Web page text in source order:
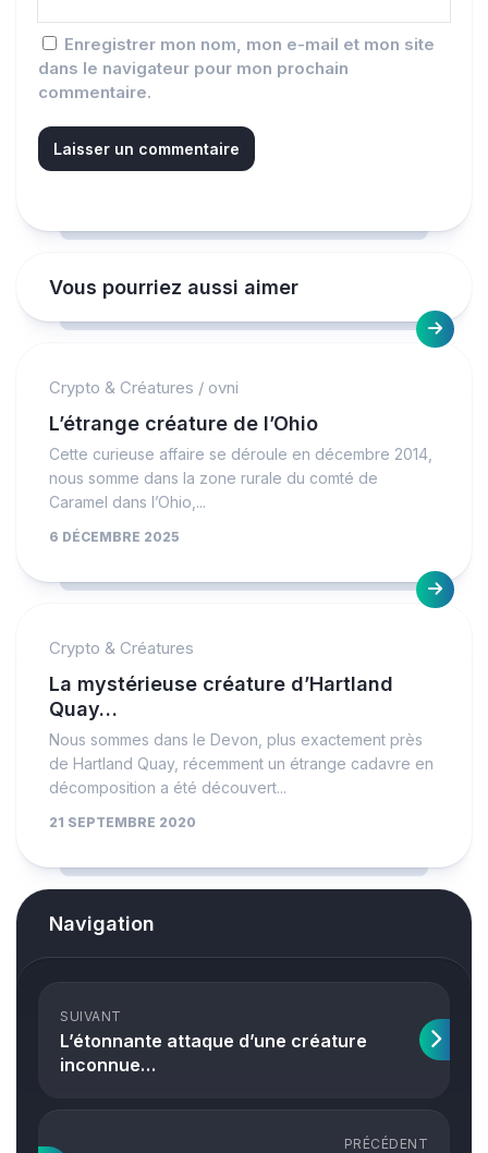
Enregistrer mon nom, mon e-mail et mon site
dans le navigateur pour mon prochain
commentaire.
Vous pourriez aussi aimer
Crypto & Créatures / ovni
L’étrange créature de l’Ohio
Cette curieuse affaire se déroule en décembre 2014,
nous somme dans la zone rurale du comté de
Caramel dans l’Ohio,...
6 DÉCEMBRE 2025
Crypto & Créatures
La mystérieuse créature d’Hartland
Quay…
Nous sommes dans le Devon, plus exactement près
de Hartland Quay, récemment un étrange cadavre en
décomposition a été découvert...
21 SEPTEMBRE 2020
Navigation
SUIVANT
L’étonnante attaque d’une créature
inconnue…
PRÉCÉDENT